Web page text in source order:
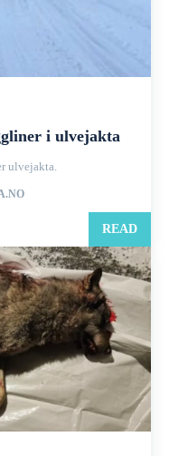
i ulvejakta
ulvejakta.
READ